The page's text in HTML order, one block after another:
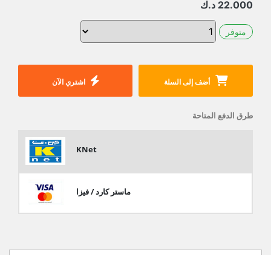
22.000 د.ك
متوفر
أضف إلى السلة اشتري الآن
طرق الدفع المتاحة
KNet
ماستر كارد / فيزا